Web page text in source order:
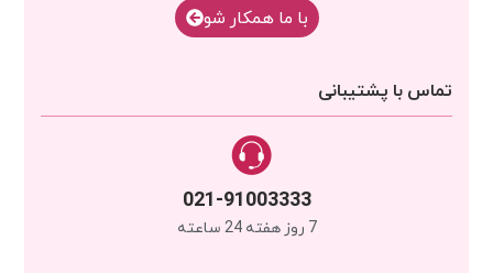
با‌‌ ما همکار شو
تماس با پشتیبانی
021-91003333
7 روز هفته 24 ساعته